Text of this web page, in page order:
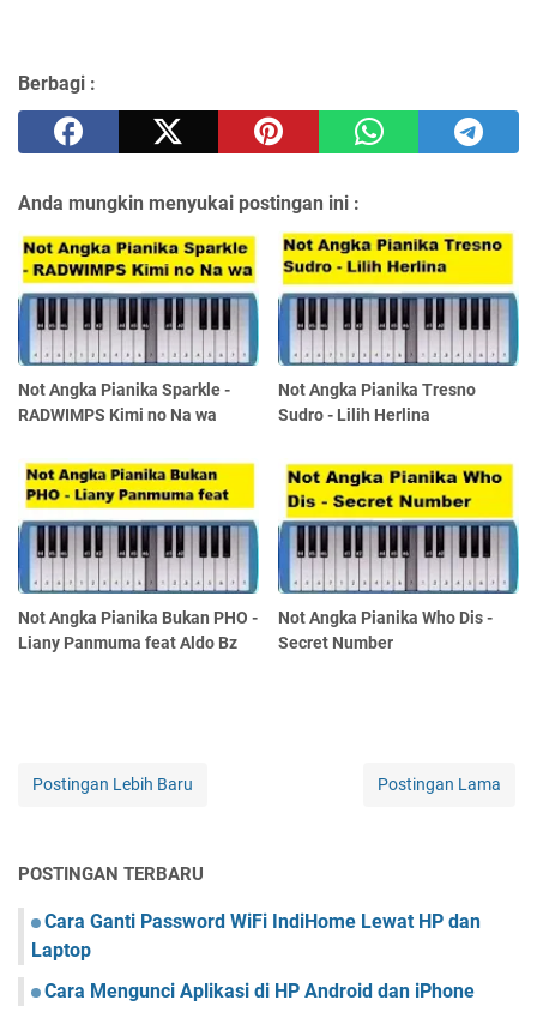
Berbagi :
Anda mungkin menyukai postingan ini :
Not Angka Pianika Sparkle -
RADWIMPS Kimi no Na wa
Not Angka Pianika Tresno
Sudro - Lilih Herlina
Not Angka Pianika Bukan PHO -
Liany Panmuma feat Aldo Bz
Not Angka Pianika Who Dis -
Secret Number
Postingan Lebih Baru Postingan Lama
POSTINGAN TERBARU
Cara Ganti Password WiFi IndiHome Lewat HP dan
Laptop
Cara Mengunci Aplikasi di HP Android dan iPhone